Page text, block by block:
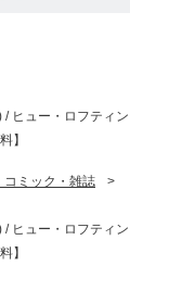
/ ヒュー・ロフティン
】
コミック・雑誌
>
/ ヒュー・ロフティン
】